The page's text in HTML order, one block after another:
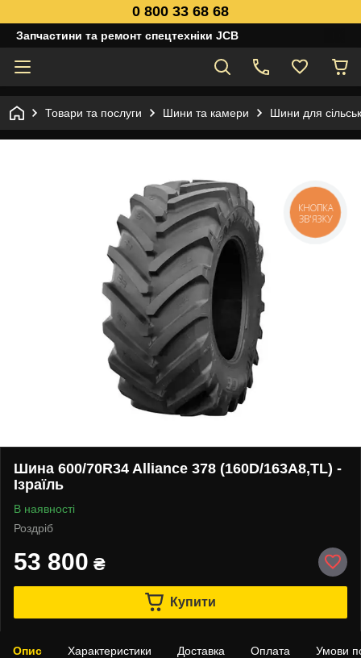
0 800 33 68 68
Запчастини та ремонт спецтехніки JCB
Товари та послуги Шини та камери Шини для
Шина 600/70R34 Alliance 378 (160D/163A8,TL) -
Ізраїль
В наявності
Роздріб
53 800 ₴
Купити
Опис Характеристики Доставка Оплата Умови
КНОПКА
ЗВ'ЯЗКУ